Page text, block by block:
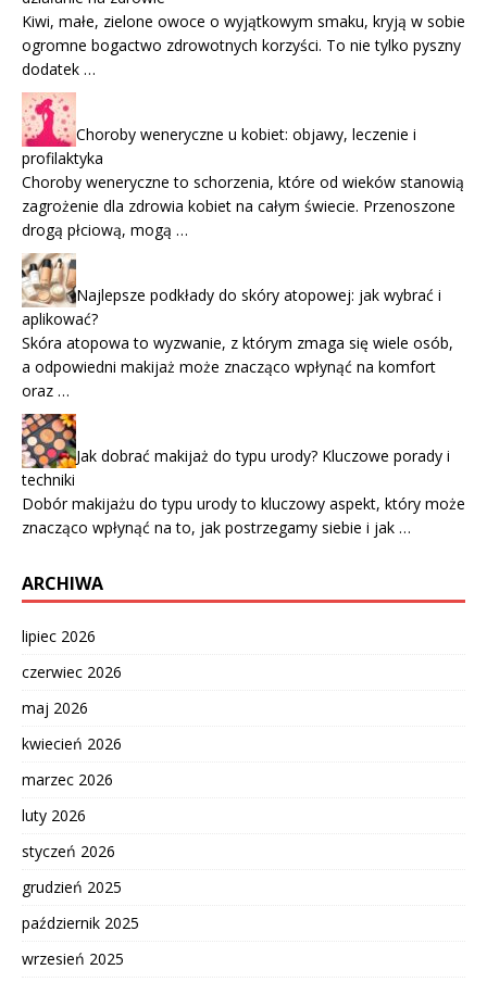
Kiwi, małe, zielone owoce o wyjątkowym smaku, kryją w sobie
ogromne bogactwo zdrowotnych korzyści. To nie tylko pyszny
dodatek …
Choroby weneryczne u kobiet: objawy, leczenie i
profilaktyka
Choroby weneryczne to schorzenia, które od wieków stanowią
zagrożenie dla zdrowia kobiet na całym świecie. Przenoszone
drogą płciową, mogą …
Najlepsze podkłady do skóry atopowej: jak wybrać i
aplikować?
Skóra atopowa to wyzwanie, z którym zmaga się wiele osób,
a odpowiedni makijaż może znacząco wpłynąć na komfort
oraz …
Jak dobrać makijaż do typu urody? Kluczowe porady i
techniki
Dobór makijażu do typu urody to kluczowy aspekt, który może
znacząco wpłynąć na to, jak postrzegamy siebie i jak …
ARCHIWA
lipiec 2026
czerwiec 2026
maj 2026
kwiecień 2026
marzec 2026
luty 2026
styczeń 2026
grudzień 2025
październik 2025
wrzesień 2025